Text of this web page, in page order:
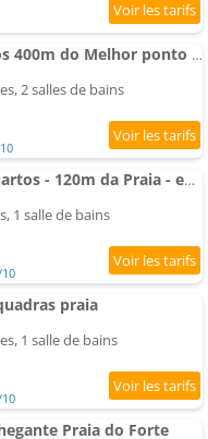
Confortável 3 quartos 400m do Melhor ponto da Praia do Forte - CF36
2 salles de bains
Praia do Forte - 2 Quartos - 120m da Praia - excelente localização
1 salle de bains
praia
1 salle de bains
Praia do Forte